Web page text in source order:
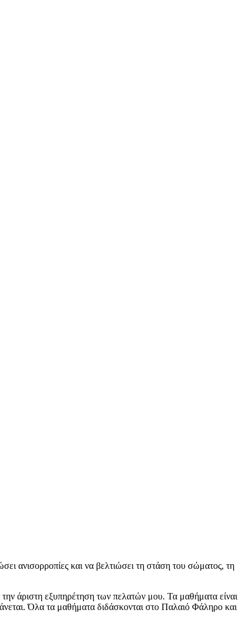
ανισορροπίες και να βελτιώσει τη στάση του σώματος, τη
άριστη εξυπηρέτηση των πελατών μου. Τα μαθήματα είναι
Όλα τα μαθήματα διδάσκονται στο Παλαιό Φάληρο και